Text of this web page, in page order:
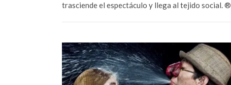
trasciende el espectáculo y llega al tejido social. ®